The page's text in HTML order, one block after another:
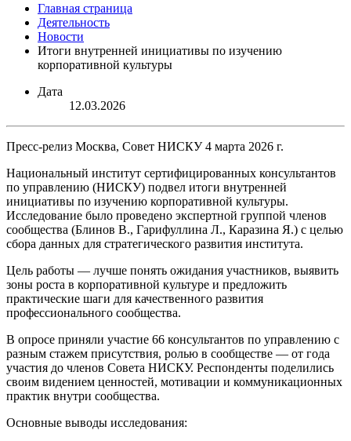
Главная страница
Деятельность
Новости
Итоги внутренней инициативы по изучению
корпоративной культуры
Дата
12.03.2026
Пресс-релиз Москва, Совет НИСКУ 4 марта 2026 г.
Национальный институт сертифицированных консультантов
по управлению (НИСКУ) подвел итоги внутренней
инициативы по изучению корпоративной культуры.
Исследование было проведено экспертной группой членов
сообщества (Блинов В., Гарифуллина Л., Каразина Я.) с целью
сбора данных для стратегического развития института.
Цель работы — лучше понять ожидания участников, выявить
зоны роста в корпоративной культуре и предложить
практические шаги для качественного развития
профессионального сообщества.
В опросе приняли участие 66 консультантов по управлению с
разным стажем присутствия, ролью в сообществе — от года
участия до членов Совета НИСКУ. Респонденты поделились
своим видением ценностей, мотивации и коммуникационных
практик внутри сообщества.
Основные выводы исследования: